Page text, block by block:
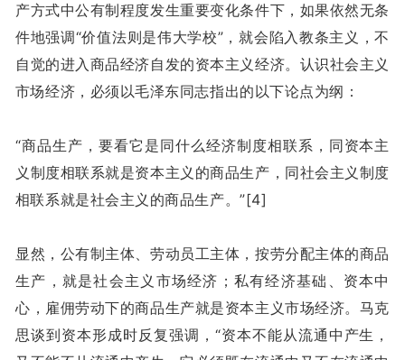
产方式中公有制程度发生重要变化条件下，如果依然无条
件地强调“价值法则是伟大学校”，就会陷入教条主义，不
自觉的进入商品经济自发的资本主义经济。认识社会主义
市场经济，必须以毛泽东同志指出的以下论点为纲：
“商品生产，要看它是同什么经济制度相联系，同资本主
义制度相联系就是资本主义的商品生产，同社会主义制度
相联系就是社会主义的商品生产。”[4]
显然，公有制主体、劳动员工主体，按劳分配主体的商品
生产，就是社会主义市场经济；私有经济基础、资本中
心，雇佣劳动下的商品生产就是资本主义市场经济。马克
思谈到资本形成时反复强调，“资本不能从流通中产生，